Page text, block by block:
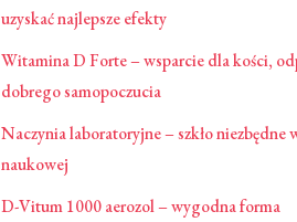
uzyskać najlepsze efekty
Witamina D Forte – wsparcie dla kości,
dobrego samopoczucia
Naczynia laboratoryjne – szkło niezbędne
naukowej
D-Vitum 1000 aerozol – wygodna forma